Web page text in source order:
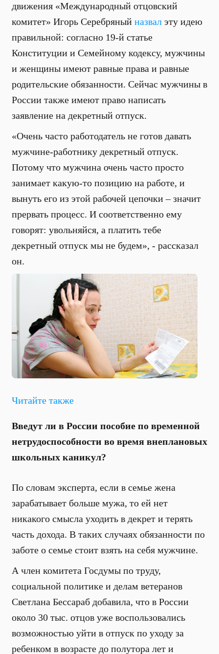
движения «Международный отцовский
комитет» Игорь Серебряный назвал эту идею
правильной: согласно 19-й статье
Конституции и Семейному кодексу, мужчины
и женщины имеют равные права и равные
родительские обязанности. Сейчас мужчины в
России также имеют право написать
заявление на декретный отпуск.
«Очень часто работодатель не готов давать
мужчине-работнику декретный отпуск.
Потому что мужчина очень часто просто
занимает какую-то позицию на работе, и
вынуть его из этой рабочей цепочки – значит
прервать процесс. И соответственно ему
говорят: увольняйся, а платить тебе
декретный отпуск мы не будем», - рассказал
он.
Читайте также
Введут ли в России пособие по временной
нетрудоспособности во время внеплановых
школьных каникул?
По словам эксперта, если в семье жена
зарабатывает больше мужа, то ей нет
никакого смысла уходить в декрет и терять
часть дохода. В таких случаях обязанности по
заботе о семье стоит взять на себя мужчине.
А член комитета Госдумы по труду,
социальной политике и делам ветеранов
Светлана Бессараб добавила, что в России
около 30 тыс. отцов уже воспользовались
возможностью уйти в отпуск по уходу за
ребенком в возрасте до полутора лет и